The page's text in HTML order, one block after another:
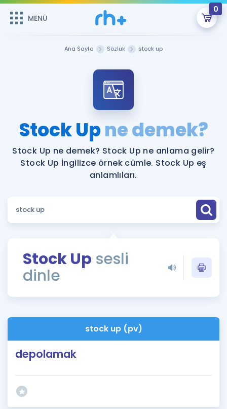
MENÜ
0
Şifremi Hatırlamıyorum
ÜYE DEĞİLİM
Sepetin Şu An Boş.
Remzi Hoca ile seni sınava hazırlayacak onlarca eğitim seni
bekliyor!
MENÜ
Katılımcı Görüşleri
Faydalı Araçlar
Sözlük
Rehberlik Aracı
ÖSYM Sınav Takvimi
İngilizce Gramer
Hakkımızda
Ana Sayfa Sözlük stock up
Stock Upne demek?
Stock Up ne demek? Stock Up ne anlama gelir?
Stock Up İngilizce örnek cümle. Stock Up eş
anlamlıları.
Stock Up sesli
dinle
stock up (pv)
depolamak